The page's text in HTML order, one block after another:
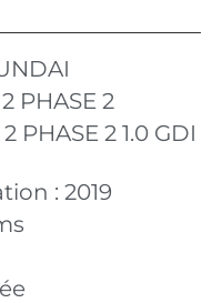
PHASE 2
PHASE 2 1.0 GDI
: 2019